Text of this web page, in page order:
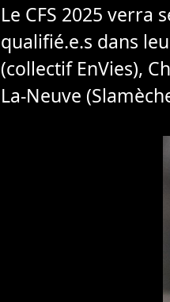
Le CFS 2025 verra
qualifié.e.s dans
(collectif EnVies),
La-Neuve